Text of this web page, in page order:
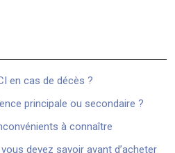
en cas de décès ?
principale ou secondaire ?
à connaître
devez savoir avant d’acheter